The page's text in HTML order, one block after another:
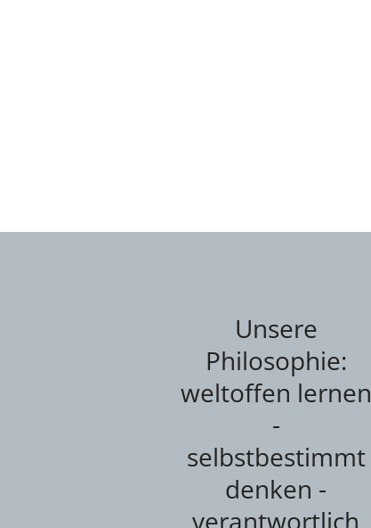
Unsere
Philosophie:
weltoffen lernen
-
selbstbestimmt
denken -
verantwortlich